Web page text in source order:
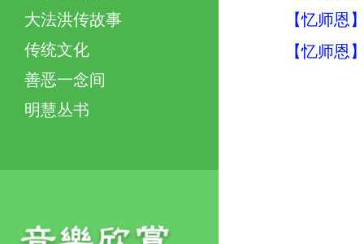
大法洪传故事
传统文化
善恶一念间
明慧丛书
【忆师恩
【忆师恩